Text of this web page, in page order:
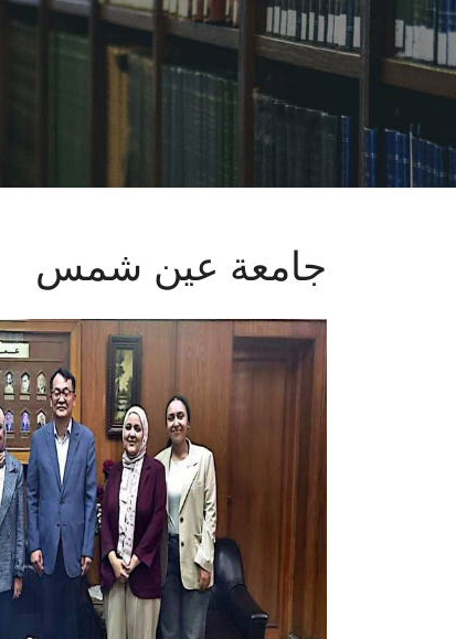
جامعة عين شمس